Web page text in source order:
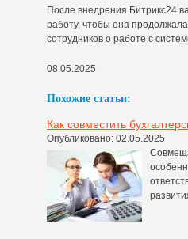
После внедрения Битрикс24
работу, чтобы она
сотрудников о работе с
08.05.2025
Похожие статьи:
Как совместить
Опубликовано: 02.05.2025